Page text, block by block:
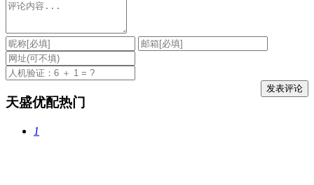
天盛优配热门
1